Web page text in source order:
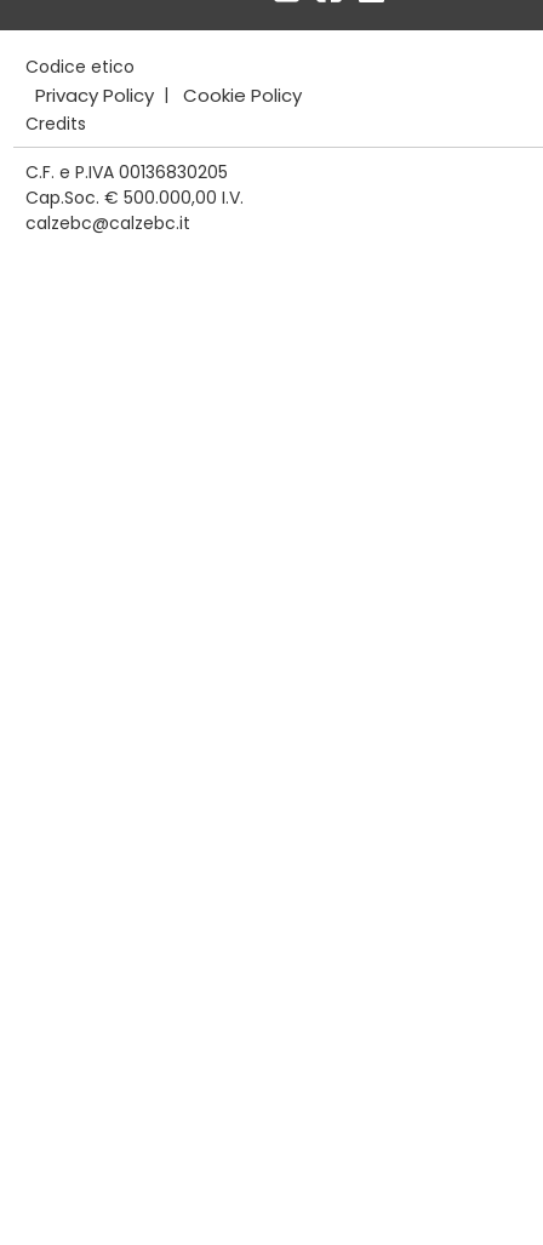
Codice etico
Privacy Policy | Cookie Policy
Credits
C.F. e P.IVA 00136830205
Cap.Soc. € 500.000,00 I.V.
calzebc@calzebc.it